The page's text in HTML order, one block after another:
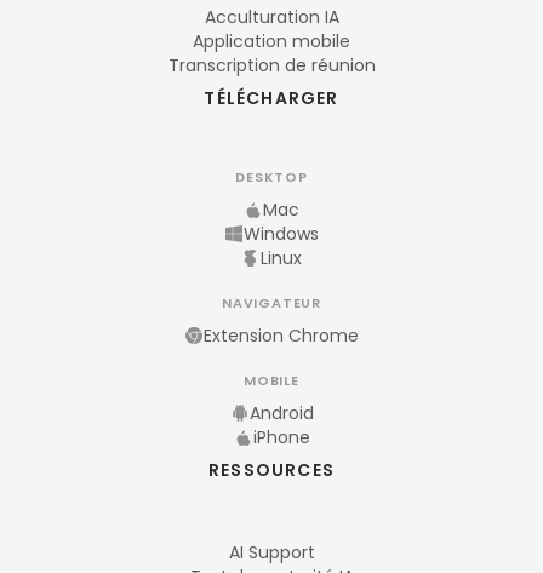
Acculturation IA
Application mobile
Transcription de réunion
TÉLÉCHARGER
DESKTOP
Mac
Windows
Linux
NAVIGATEUR
Extension Chrome
MOBILE
Android
iPhone
RESSOURCES
AI Support